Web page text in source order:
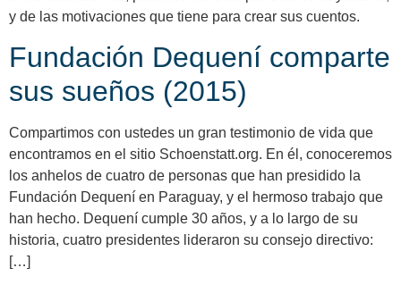
y de las motivaciones que tiene para crear sus cuentos.
Fundación Dequení comparte
sus sueños (2015)
Compartimos con ustedes un gran testimonio de vida que
encontramos en el sitio Schoenstatt.org. En él, conoceremos
los anhelos de cuatro de personas que han presidido la
Fundación Dequení en Paraguay, y el hermoso trabajo que
han hecho. Dequení cumple 30 años, y a lo largo de su
historia, cuatro presidentes lideraron su consejo directivo:
[…]